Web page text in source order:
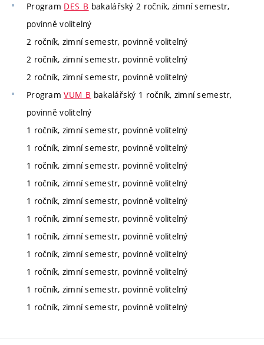
Program DES_B bakalářský 2 ročník, zimní semestr,
povinně volitelný
2 ročník, zimní semestr, povinně volitelný
2 ročník, zimní semestr, povinně volitelný
2 ročník, zimní semestr, povinně volitelný
ProgramVUM_B bakalářský 1 ročník, zimní semestr,
povinně volitelný
1 ročník, zimní semestr, povinně volitelný
1 ročník, zimní semestr, povinně volitelný
1 ročník, zimní semestr, povinně volitelný
1 ročník, zimní semestr, povinně volitelný
1 ročník, zimní semestr, povinně volitelný
1 ročník, zimní semestr, povinně volitelný
1 ročník, zimní semestr, povinně volitelný
1 ročník, zimní semestr, povinně volitelný
1 ročník, zimní semestr, povinně volitelný
1 ročník, zimní semestr, povinně volitelný
1 ročník, zimní semestr, povinně volitelný